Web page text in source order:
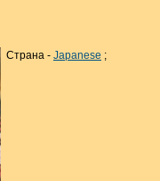
Страна - Japanese ;